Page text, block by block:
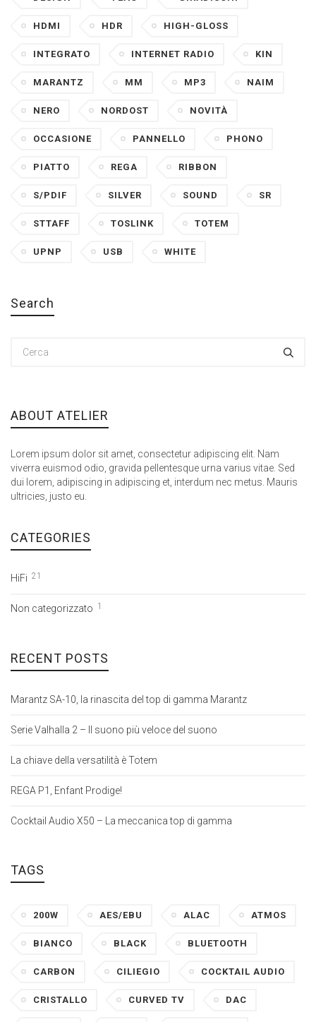
HDMI HDR HIGH-GLOSS
INTEGRATO INTERNET RADIO KIN
MARANTZ MM MP3 NAIM
NERO NORDOST NOVITÀ
OCCASIONE PANNELLO PHONO
PIATTO REGA RIBBON
S/PDIF SILVER SOUND SR
STTAFF TOSLINK TOTEM
UPNP USB WHITE
Search
ABOUT ATELIER
Lorem ipsum dolor sit amet, consectetur adipiscing elit. Nam
viverra euismod odio, gravida pellentesque urna varius vitae. Sed
dui lorem, adipiscing in adipiscing et, interdum nec metus. Mauris
ultricies, justo eu.
CATEGORIES
HiFi 21
Non categorizzato 1
RECENT POSTS
Marantz SA-10, la rinascita del top di gamma Marantz
Serie Valhalla 2 – Il suono più veloce del suono
La chiave della versatilità è Totem
REGA P1, Enfant Prodige!
Cocktail Audio X50 – La meccanica top di gamma
TAGS
200W AES/EBU ALAC ATMOS
BIANCO BLACK BLUETOOTH
CARBON CILIEGIO COCKTAIL AUDIO
CRISTALLO CURVED TV DAC